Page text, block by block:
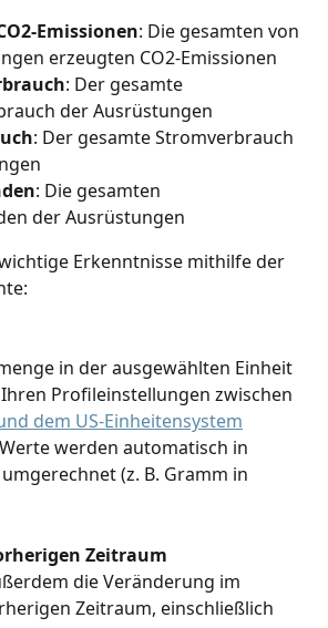
Emissionen: Die gesamten von
erzeugten CO2-Emissionen
: Der gesamte
der Ausrüstungen
: Der gesamte Stromverbrauch
: Die gesamten
der Ausrüstungen
Erkenntnisse mithilfe der
in der ausgewählten Einheit
Profileinstellungen zwischen
dem US-Einheitensystem
werden automatisch in
(z. B. Gramm in
Zeitraum
die Veränderung im
Zeitraum, einschließlich